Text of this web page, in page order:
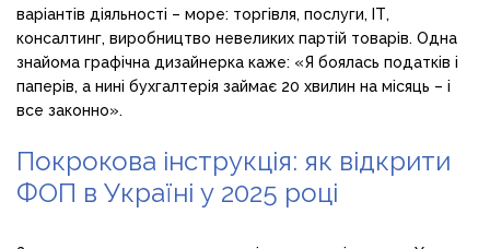
варіантів діяльності – море: торгівля, послуги, ІТ,
консалтинг, виробництво невеликих партій товарів. Одна
знайома графічна дизайнерка каже: «Я боялась податків і
паперів, а нині бухгалтерія займає 20 хвилин на місяць – і
все законно».
Покрокова інструкція: як відкрити
ФОП в Україні у 2025 році